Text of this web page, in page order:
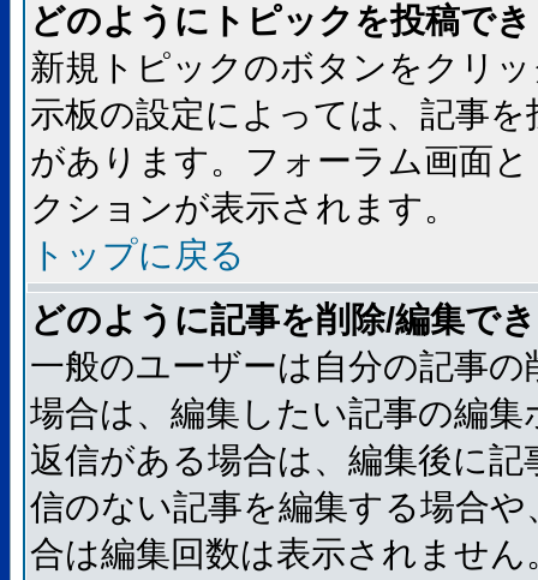
どのようにトピックを投稿で
新規トピックのボタンをクリ
示板の設定によっては、記事
があります。フォーラム画面
クションが表示されます。
トップに戻る
どのように記事を削除/編集で
一般のユーザーは自分の記事
場合は、編集したい記事の編
返信がある場合は、編集後に
信のない記事を編集する場合
合は編集回数は表示されませ